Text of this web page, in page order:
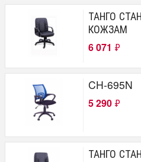
ТАНГО
КОЖЗАМ
6 071 ₽
CH-695N
5 290 ₽
ТАНГО